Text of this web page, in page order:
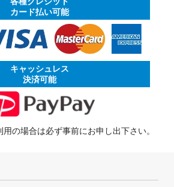
カード払い可能
キャッシュレス
決済可能
の場合は必ず事前にお申し出下さい。